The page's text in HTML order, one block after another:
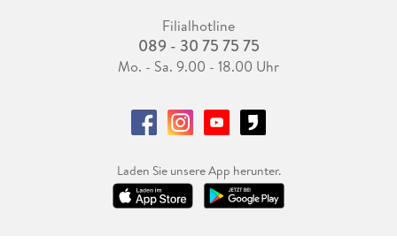
Filialhotline
089 - 30 75 75 75
Mo. - Sa. 9.00 - 18.00 Uhr
Laden Sie unsere App herunter.